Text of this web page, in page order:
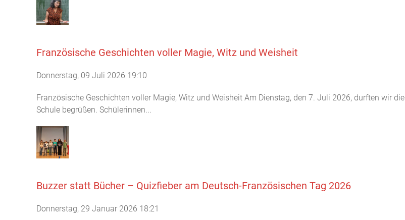
Französische Geschichten voller Magie, Witz und Weisheit
Donnerstag, 09 Juli 2026 19:10
Französische Geschichten voller Magie, Witz und Weisheit Am Dienstag, den 7. Juli 2026, durften wir
Schule begrüßen. Schülerinnen...
Buzzer statt Bücher – Quizfieber am Deutsch-Französischen Tag 2026
Donnerstag, 29 Januar 2026 18:21